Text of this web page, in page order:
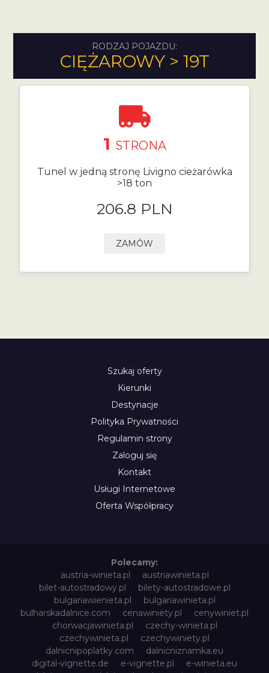
RODZAJ POJAZDU:
CIĘŻAROWY > 19T
1 STRONA
Tunel w jedną stronę Livigno cieżarówka
>18 ton
206.8 PLN
ZAMÓW
Szukaj oferty
Kierunki
Destynacje
Polityka Prywatności
Regulamin strony
Zaloguj się
Kontakt
Usługi Internetowe
Oferta Współpracy
Polecamy:
austria-winieta.pl
austriawinieta.pl
bilet-autostradowy.pl
bilety-autostradowe.pl
bulgariawienieta.pl
bulgariawinieta.pl
bulharskadalnice.com
cenawiniety.pl
cenywiniet.pl
chorwacjawinieta.pl
czechy-winieta.pl
czechywinieta.pl
czechywiniety.pl
dalnicnipoplatky.com
dalnicniznamka.eu
digital-vignette.de
e-vignette.pl
e-winieta.eu